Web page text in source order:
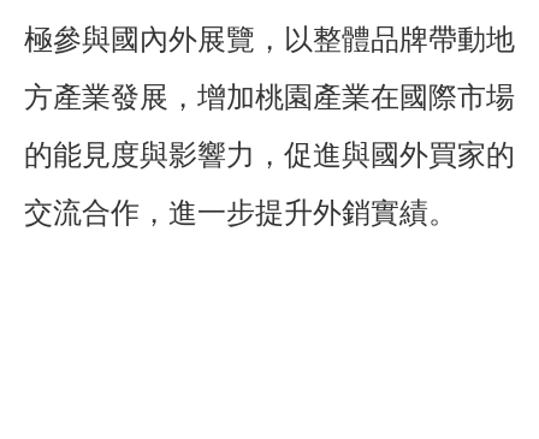
極參與國內外展覽，以整體品牌帶動地
方產業發展，增加桃園產業在國際市場
的能見度與影響力，促進與國外買家的
交流合作，進一步提升外銷實績。